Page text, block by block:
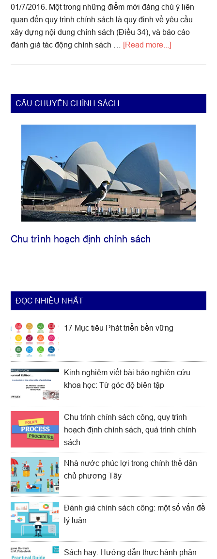
01/7/2016. Một trong những điểm mới đáng chú ý liên
quan đến quy trình chính sách là quy định về yêu cầu
xây dựng nội dung chính sách (Điều 34), và báo cáo
đánh giá tác động chính sách … [Read more...]about
qua
hành
văn
bản
quy
phạm
Primary
CÂU CHUYỆN CHÍNH SÁCH
Chu trình hoạch định chính sách
ĐỌC NHIỀU NHẤT
17 Mục tiêu Phát triển bền vững
Kinh nghiệm viết bài báo nghiên cứu
khoa học: Từ góc độ biên tập
Chu trình chính sách công, quy trình
hoạch định chính sách, quá trình chính
sách
Nhà nước phúc lợi trong chính thể dân
chủ phương Tây
Đánh giá chính sách công: một số vấn đề
lý luận
Sách hay: Hướng dẫn thực hành phân